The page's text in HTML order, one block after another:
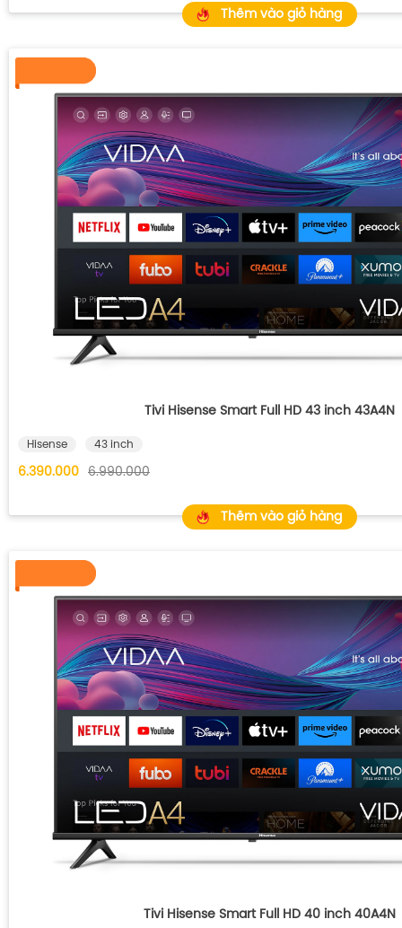
Thêm vào giỏ hàng
Tivi Hisense Smart Full HD 43 inch 43A4N
Hisense 43 inch
6.390.000 6.990.000
Thêm vào giỏ hàng
Tivi Hisense Smart Full HD 40 inch 40A4N